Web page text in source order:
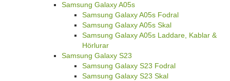
Samsung Galaxy A05s
Samsung Galaxy A05s Fodral
Samsung Galaxy A05s Skal
Samsung Galaxy A05s Laddare, Kablar &
Hörlurar
Samsung Galaxy S23
Samsung Galaxy S23 Fodral
Samsung Galaxy S23 Skal